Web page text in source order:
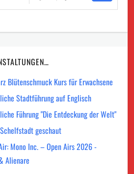
Blütenschmuck Kurs für Erwachsene
Stadtführung auf Englisch
Führung "Die Entdeckung der Welt"
geschaut
Mono Inc. – Open Airs 2026 -
Alienare